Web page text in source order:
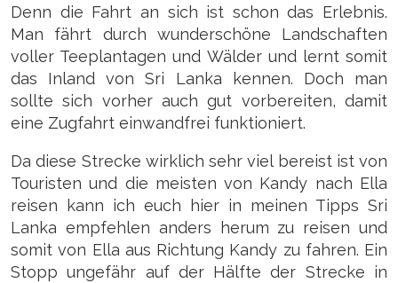
Denn die Fahrt an sich ist schon das Erlebnis.
Man fährt durch wunderschöne Landschaften
voller Teeplantagen und Wälder und lernt somit
das Inland von Sri Lanka kennen. Doch man
sollte sich vorher auch gut vorbereiten, damit
eine Zugfahrt einwandfrei funktioniert.
Da diese Strecke wirklich sehr viel bereist ist von
Touristen und die meisten von Kandy nach Ella
reisen kann ich euch hier in meinen Tipps Sri
Lanka empfehlen anders herum zu reisen und
somit von Ella aus Richtung Kandy zu fahren. Ein
Stopp ungefähr auf der Hälfte der Strecke in